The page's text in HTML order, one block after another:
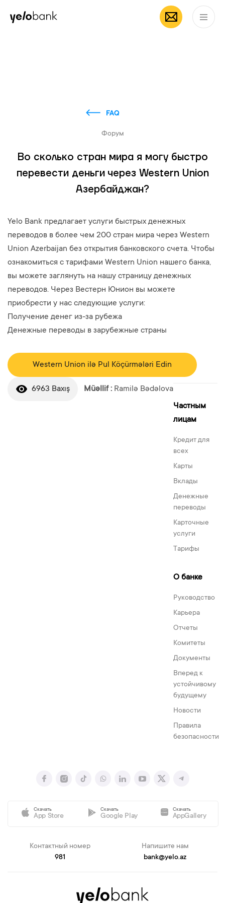
Частным лицам
FAQ
Форум
Во сколько стран мира я могу быстро
перевести деньги через Western Union
Азербайджан?
Yelo Bank предлагает услуги быстрых денежных
переводов в более чем 200 стран мира через Western
Union Azerbaijan без открытия банковского счета. Чтобы
ознакомиться с тарифами Western Union нашего банка,
вы можете заглянуть на нашу страницу денежных
переводов. Через Вестерн Юнион вы можете
приобрести у нас следующие услуги:
Получение денег из-за рубежа
Денежные переводы в зарубежные страны
Western Union ilə Pul Köçürmələri Edin
6963 Baxış Müəllif : Ramilə Bədəlova
Частным
лицам
Кредит для
всех
Карты
Вклады
Денежные
переводы
Карточные
услуги
Тарифы
О банке
Руководство
Карьера
Отчеты
Комитеты
Документы
Вперед к
устойчивому
будущему
Новости
Правила
безопасности
Скачать
App Store
Скачать
Google Play
Скачать
AppGallery
Контактный номер
981
Напишите нам
bank@yelo.az